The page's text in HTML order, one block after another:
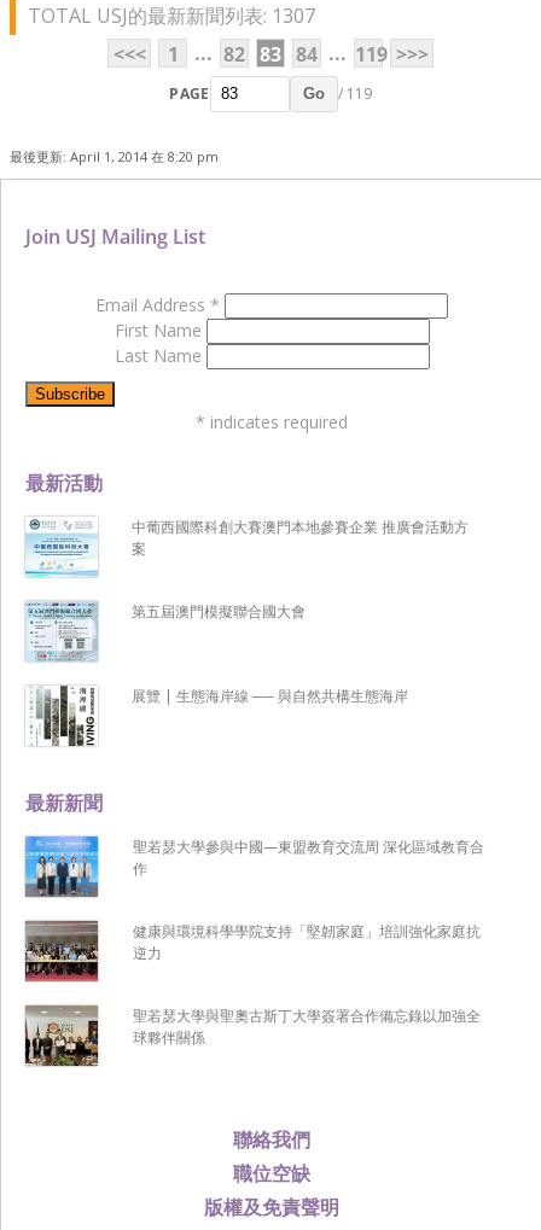
TOTAL USJ的最新新聞列表: 1307
<<<
1 ... 82 83 84 ... 119 >>>
PAGE Go / 119
最後更新: April 1, 2014 在 8:20 pm
聯絡我們
職位空缺
版權及免責聲明
最新新聞
聖若瑟大學參與中國—東盟教育交流周 深化區域教育合
作
健康與環境科學學院支持「堅韌家庭」培訓強化家庭抗
逆力
聖若瑟大學與聖奧古斯丁大學簽署合作備忘錄以加強全
球夥伴關係
最新活動
中葡西國際科創大賽澳門本地參賽企業 推廣會活動方
案
第五屆澳門模擬聯合國大會
展覽 | 生態海岸線 ── 與自然共構生態海岸
Join USJ Mailing List
Email Address *
First Name
Last Name
* indicates required